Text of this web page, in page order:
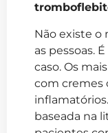
Não existe o
as pessoas.
caso. Os
com cremes
baseada na